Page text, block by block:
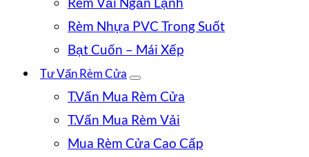
Rèm Nhựa PVC Trong Suốt
Bạt Cuốn – Mái Xếp
Tư Vấn Rèm Cửa
T.Vấn Mua Rèm Cửa
T.Vấn Mua Rèm Vải
Mua Rèm Cửa Cao Cấp